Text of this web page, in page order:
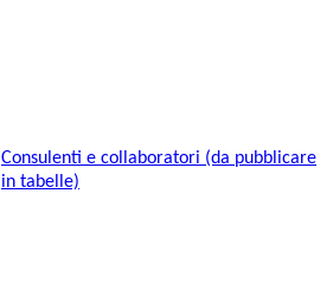
Consulenti e collaboratori (da pubblicare
in tabelle)